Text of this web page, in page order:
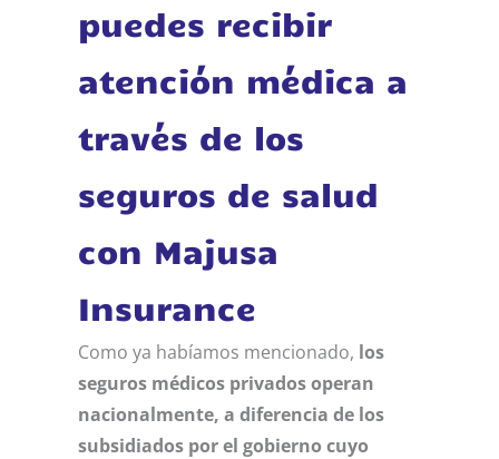
puedes recibir
atención médica a
través de los
seguros de salud
con Majusa
Insurance
Como ya habíamos mencionado, los
seguros médicos privados operan
nacionalmente, a diferencia de los
subsidiados por el gobierno cuyo